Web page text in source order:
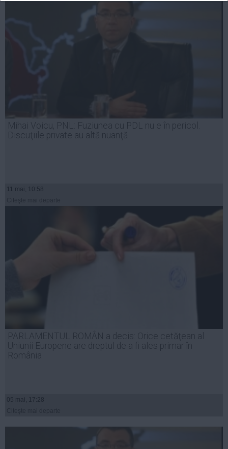
Mihai Voicu, PNL: Fuziunea cu PDL nu e în pericol.
Discuţiile private au altă nuanţă
11 mai, 10:58
PARLAMENTUL ROMÂN a decis: Orice cetăţean al
Uniunii Europene are dreptul de a fi ales primar în
România
05 mai, 17:28